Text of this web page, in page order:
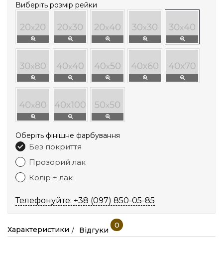
Виберіть розмір рейки
Оберіть фінішне фарбування
Без покриття
Прозорий лак
Колір + лак
Телефонуйте: +38 (097) 850-05-85
Характеристики Відгуки
0